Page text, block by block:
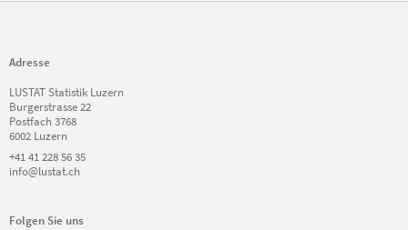
Adresse
LUSTAT Statistik Luzern
Burgerstrasse 22
Postfach 3768
6002 Luzern
+41 41 228 56 35
info@lustat.ch
Folgen Sie uns